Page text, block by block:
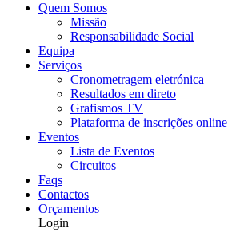
Quem Somos
Missão
Responsabilidade Social
Equipa
Serviços
Cronometragem eletrónica
Resultados em direto
Grafismos TV
Plataforma de inscrições online
Eventos
Lista de Eventos
Circuitos
Faqs
Contactos
Orçamentos
Login